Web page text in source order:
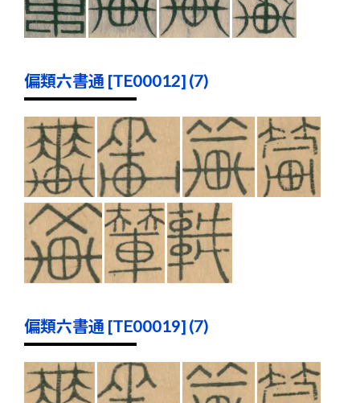
偏類六書通 [TE00012] (7)
偏類六書通 [TE00019] (7)